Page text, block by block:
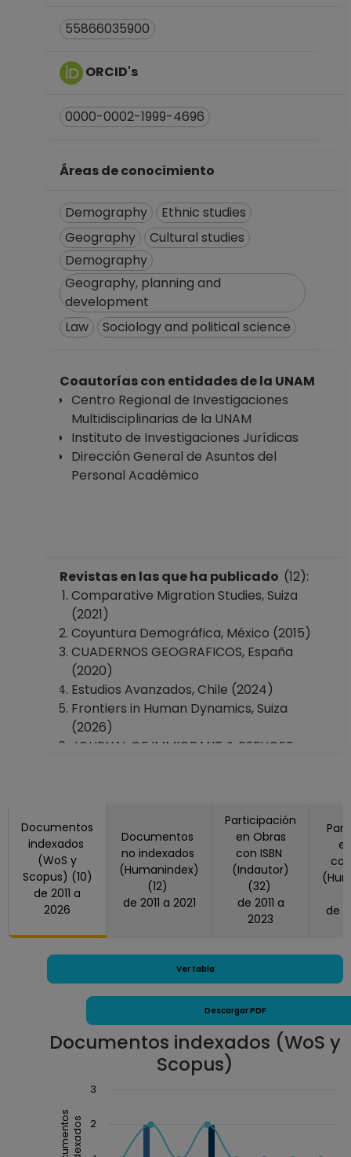
hasta 15-12-2015
55866035900
ORCID's
0000-0002-1999-4696
Áreas de conocimiento
Demography
Ethnic studies
Geography
Cultural studies
Demography
Geography, planning and
development
Law
Sociology and political science
Coautorías con entidades de la UNAM
Centro Regional de Investigaciones
Multidisciplinarias de la UNAM
Instituto de Investigaciones Jurídicas
Dirección General de Asuntos del
Personal Académico
Revistas en las que ha publicado (12):
Comparative Migration Studies, Suiza
(2021)
Coyuntura Demográfica, México (2015)
CUADERNOS GEOGRAFICOS, España
(2020)
Estudios Avanzados, Chile (2024)
Frontiers in Human Dynamics, Suiza
(2026)
JOURNAL OF IMMIGRANT & REFUGEE
POPULATION SPACE AND PLACE, Reino
Unido (2015, 2016)
REMHU : Revista Interdisciplinar da
Mobilidade Humana (Impresso), Brasil
(2020)
REVISTA LATINOAMERICANA DE
POBLACION, México (2016)
Revista Mexicana De Sociología, México
Studies, Estados Unidos America (2012)
Documentos
indexados
(WoS y
Scopus) (10)
de 2011 a
2026
Documentos
no indexados
(Humanindex)
(12)
de 2011 a 2021
Participación
en Obras
con ISBN
(Indautor)
(32)
de 2011 a
2023
Ver tabla
Descargar PDF
Documentos indexados (WoS y
Scopus)
Chart
Combination chart with 3 data series.
The chart has 1 X axis displaying Año.
The chart has 1 Y axis displaying Documentos
Documentosindexados 2
3